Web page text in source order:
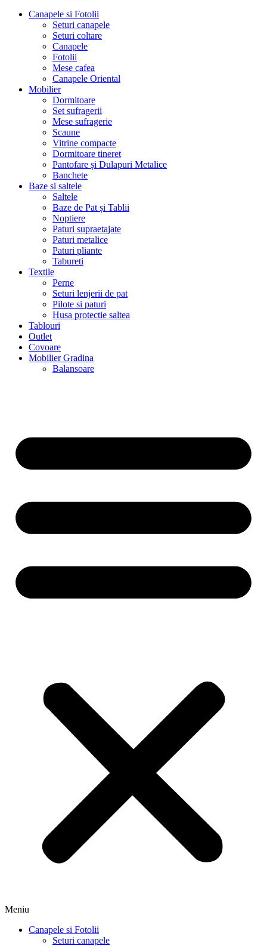
Canapele si Fotolii
Seturi canapele
Seturi coltare
Canapele
Fotolii
Mese cafea
Canapele Oriental
Mobilier
Dormitoare
Set sufragerii
Mese sufragerie
Scaune
Vitrine compacte
Dormitoare tineret
Pantofare și Dulapuri Metalice
Banchete
Baze si saltele
Saltele
Baze de Pat și Tablii
Noptiere
Paturi supraetajate
Paturi metalice
Paturi pliante
Tabureti
Textile
Perne
Seturi lenjerii de pat
Pilote si paturi
Husa protectie saltea
Tablouri
Outlet
Covoare
Mobilier Gradina
Balansoare
Meniu
Canapele si Fotolii
Seturi canapele